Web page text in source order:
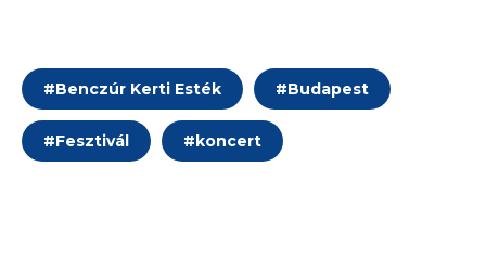
#Benczúr Kerti Esték #Budapest
#Fesztivál #koncert